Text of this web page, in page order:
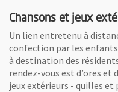
Chansons et jeux
Un lien entretenu à
confection par les
à destination des
rendez-vous est d’ores et
jeux extérieurs - quilles et